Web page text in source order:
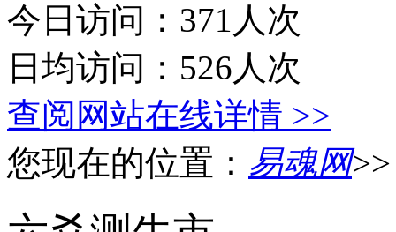
今日访问：371人次
日均访问：526人次
查阅网站在线详情 >>
您现在的位置： 易魂网